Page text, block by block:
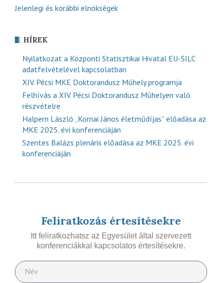
Jelenlegi és korábbi elnökségek
HÍREK
Nyilatkozat a Központi Statisztikai Hivatal EU-SILC
adatfelvételével kapcsolatban
XIV. Pécsi MKE Doktorandusz Műhely programja
Felhívás a XIV. Pécsi Doktorandusz Műhelyen való
részvételre
Halpern László „Kornai János életműdíjas” előadása az
MKE 2025. évi konferenciáján
Szentes Balázs plenáris előadása az MKE 2025. évi
konferenciáján
Feliratkozás értesítésekre
Itt feliratkozhatsz az Egyesület által szervezett
konferenciákkal kapcsolatos értesítésekre.